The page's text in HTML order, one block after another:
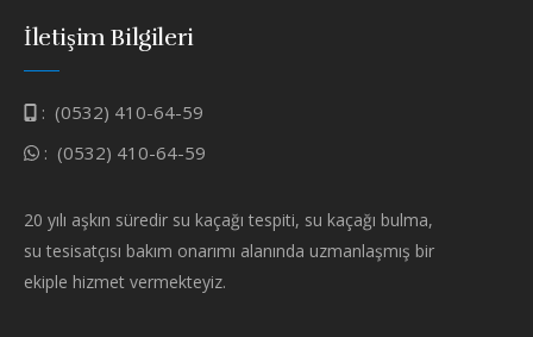
İletişim Bilgileri
: (0532) 410-64-59
: (0532) 410-64-59
20 yılı aşkın süredir su kaçağı tespiti, su kaçağı bulma,
su tesisatçısı bakım onarımı alanında uzmanlaşmış bir
ekiple hizmet vermekteyiz.